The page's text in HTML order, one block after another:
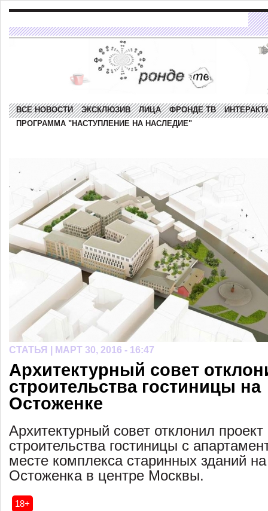
ВСЕ НОВОСТИ ЭКСКЛЮЗИВ ЛИЦА ФРОНДЕ ТВ
ПРОГРАММА "НАСТУПЛЕНИЕ НА НАСЛЕДИЕ"
СТАТЬЯ | МАРТ 30, 2016 - 16:47
Архитектурный совет
строительства гостиницы на
Остоженке
Архитектурный совет отклонил проект
строительства гостиницы с
месте комплекса старинных зданий
Остоженка в центре Москвы.
18+